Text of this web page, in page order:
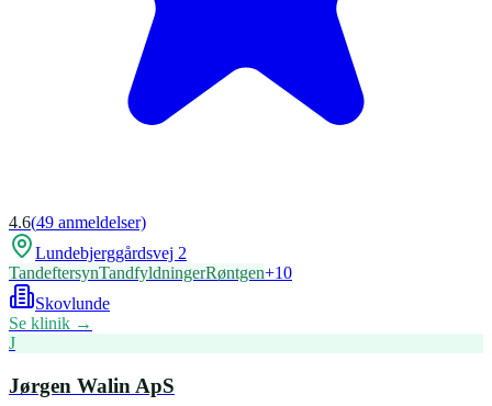
4.6(49 anmeldelser)
Lundebjerggårdsvej 2
TandeftersynTandfyldningerRøntgen+10
Skovlunde
Se klinik →
J
Jørgen Walin ApS